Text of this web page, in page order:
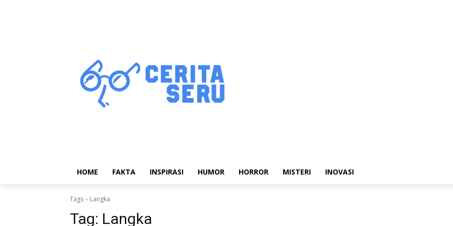
HOME FAKTA INSPIRASI HUMOR HORROR MISTERI INOVASI
Tags Langka
Tag: Langka